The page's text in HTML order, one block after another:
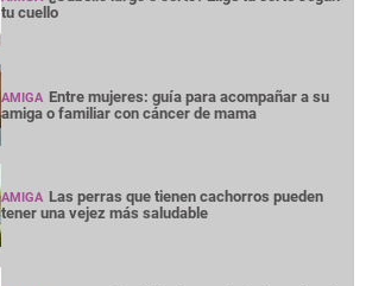
tu cuello
AMIGA Entre mujeres: guía para acompañar a su
amiga o familiar con cáncer de mama
AMIGA Las perras que tienen cachorros pueden
tener una vejez más saludable